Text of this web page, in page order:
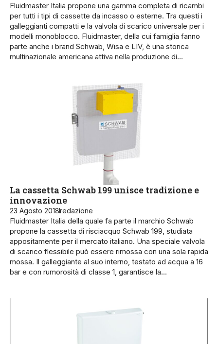
Fluidmaster Italia propone una gamma completa di ricambi
per tutti i tipi di cassette da incasso o esterne. Tra questi i
galleggianti compatti e la valvola di scarico universale per i
modelli monoblocco. Fluidmaster, della cui famiglia fanno
parte anche i brand Schwab, Wisa e LIV, è una storica
multinazionale americana attiva nella produzione di…
La cassetta Schwab 199 unisce tradizione e
innovazione
23 Agosto 2018redazione
Fluidmaster Italia della quale fa parte il marchio Schwab
propone la cassetta di risciacquo Schwab 199, studiata
appositamente per il mercato italiano. Una speciale valvola
di scarico flessibile può essere rimossa con una sola rapida
mossa. Il galleggiante al suo interno, testato ad acqua a 16
bar e con rumorosità di classe 1, garantisce la…